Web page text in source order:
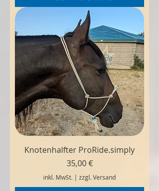
Knotenhalfter ProRide.simply
Preis
35,00 €
inkl. MwSt. | zzgl. Versand